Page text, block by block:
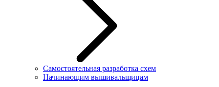
Самостоятельная разработка схем
Начинающим вышивальщицам